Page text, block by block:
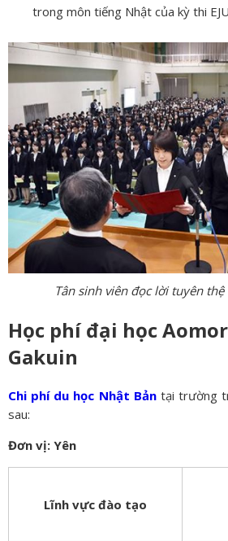
trong môn tiếng Nhật của kỳ thi
Tân sinh viên đọc lời tuyên
Học phí đại học
Gakuin
Chi phí du học Nhật Bảntại trường
sau:
Đơn vị: Yên
Lĩnh vực đào tạo